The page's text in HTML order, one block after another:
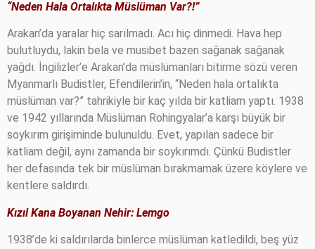
“Neden Hala Ortalıkta Müslüman Var?!”
Arakan’da yaralar hiç sarılmadı. Acı hiç dinmedi. Hava hep
bulutluydu, lakin bela ve musibet bazen sağanak sağanak
yağdı. İngilizler’e Arakan’da müslümanları bitirme sözü veren
Myanmarlı Budistler, Efendilerin’in, “Neden hala ortalıkta
müslüman var?” tahrikiyle bir kaç yılda bir katliam yaptı. 1938
ve 1942 yıllarında Müslüman Rohingyalar’a karşı büyük bir
soykırım girişiminde bulunuldu. Evet, yapılan sadece bir
katliam değil, aynı zamanda bir soykırımdı. Çünkü Budistler
her defasında tek bir müslüman bırakmamak üzere köylere ve
kentlere saldırdı.
Kızıl Kana Boyanan Nehir: Lemgo
1938’de ki saldırılarda binlerce müslüman katledildi, beş yüz